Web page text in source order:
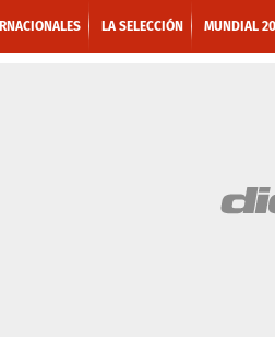
LA SELECCIÓN MUNDIAL